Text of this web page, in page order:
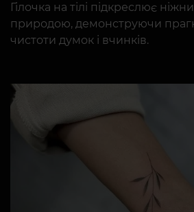
Гілочка на тілі підкреслює
природою, демонструючи
чистоти думок і вчинків.